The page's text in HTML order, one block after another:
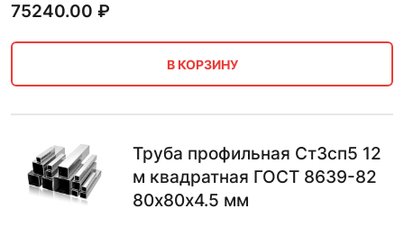
75240.00 ₽
В КОРЗИНУ
Труба профильная Ст3сп5 12
м квадратная ГОСТ 8639-82
80х80х4.5 мм